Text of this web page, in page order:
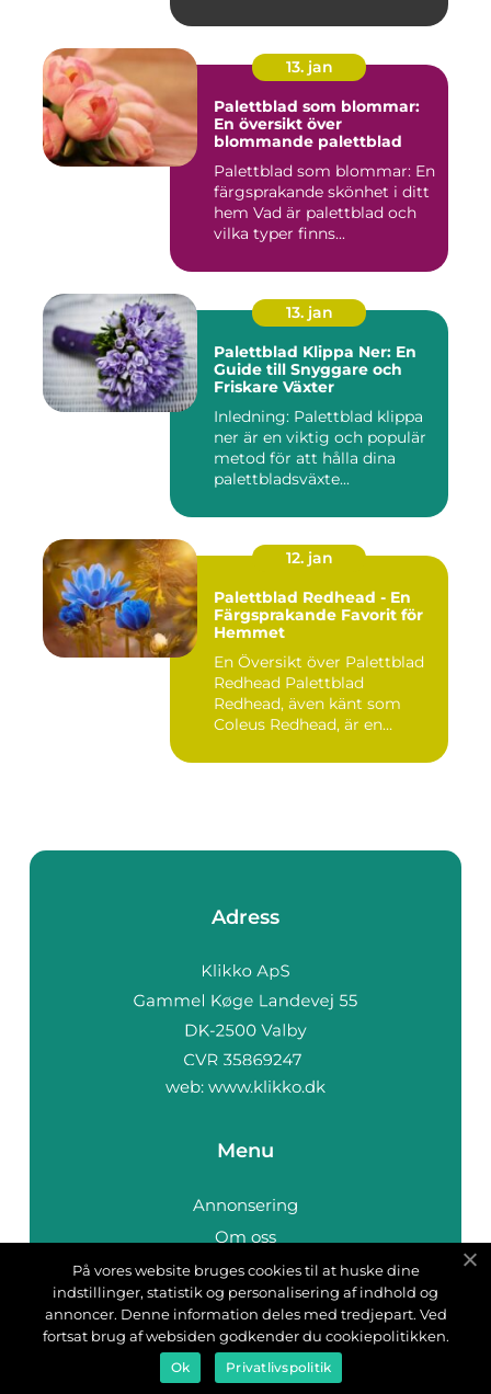
13. jan
Palettblad som blommar:
En översikt över
blommande palettblad
Palettblad som blommar: En
färgsprakande skönhet i ditt
hem Vad är palettblad och
vilka typer finns...
13. jan
Palettblad Klippa Ner: En
Guide till Snyggare och
Friskare Växter
Inledning: Palettblad klippa
ner är en viktig och populär
metod för att hålla dina
palettbladsväxte...
12. jan
Palettblad Redhead - En
Färgsprakande Favorit för
Hemmet
En Översikt över Palettblad
Redhead Palettblad
Redhead, även känt som
Coleus Redhead, är en
Adress
web: www.klikko.dk
Menu
Annonsering
Om oss
Cookies
Kontakta oss
Sitemap
På vores website bruges cookies til at huske dine
indstillinger, statistik og personalisering af indhold og
annoncer. Denne information deles med tredjepart. Ved
fortsat brug af websiden godkender du cookiepolitikken.
Ok Privatlivspolitik